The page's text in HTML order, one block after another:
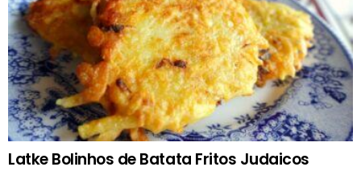
Latke Bolinhos de Batata Fritos Judaicos